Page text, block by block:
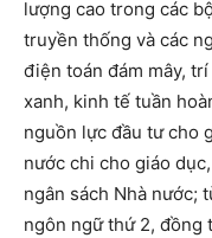
lượng cao trong các
truyền thống và các
điện toán đám mây,
xanh, kinh tế tuần
nguồn lực đầu tư cho
nước chi cho giáo
ngân sách Nhà nước;
ngôn ngữ thứ 2, đồng